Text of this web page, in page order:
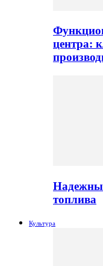
центра:
топлива
Культура